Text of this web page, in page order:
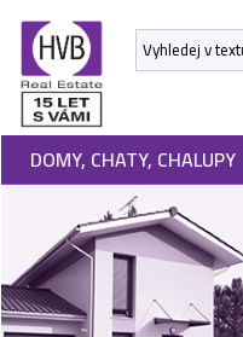
DOMY, CHATY, CHALUPY
ÚVODNÍ
STRÁNKA
NEMOVITOSTI
DEVELOPERSKÉ
PROJEKTY
SLUŽBY